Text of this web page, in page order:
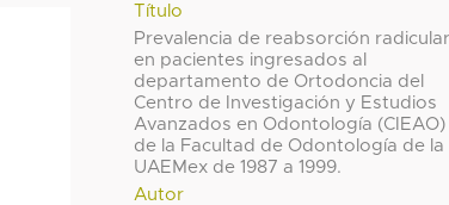
Título
Prevalencia de reabsorción
en pacientes ingresados al
departamento de Ortodoncia del
Centro de Investigación y Estudios
Avanzados en Odontología (CIEAO)
de la Facultad de Odontología de la
UAEMex de 1987 a 1999.
Autor